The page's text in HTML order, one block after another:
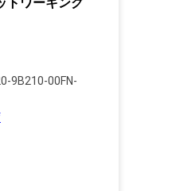
9B210-00FN-